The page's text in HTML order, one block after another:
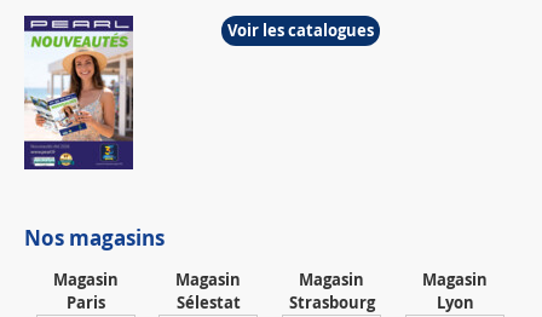
Voir les catalogues
Nos magasins
Magasin
Paris
Magasin
Sélestat
Magasin
Strasbourg
Magasin
Lyon